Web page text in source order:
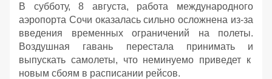
В субботу, 8 августа, работа международного
аэропорта Сочи оказалась сильно осложнена из-за
введения временных ограничений на полеты.
Воздушная гавань перестала принимать и
выпускать самолеты, что неминуемо приведет к
новым сбоям в расписании рейсов.